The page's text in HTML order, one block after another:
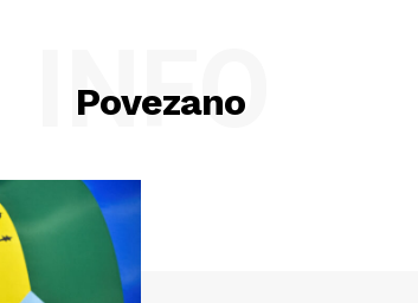
Povezano
INFO